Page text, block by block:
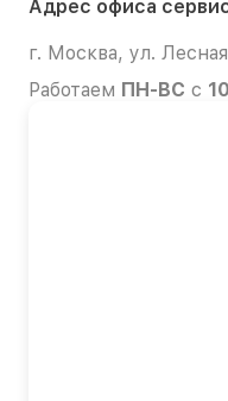
Адрес офиса
г. Москва, ул.
Работаем ПН-ВС с